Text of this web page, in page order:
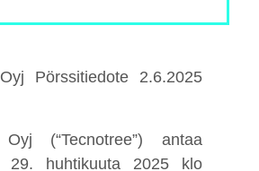
Pörssitiedote 2.6.2025
Oyj (“Tecnotree”) antaa
29. huhtikuuta 2025 klo